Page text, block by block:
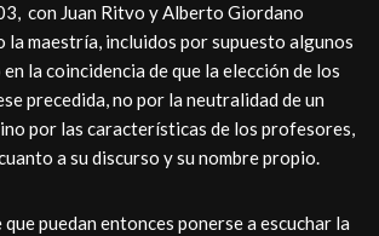
con Juan Ritvo y Alberto Giordano
la maestría, incluidos por supuesto algunos
la coincidencia de que la elección de los
precedida, no por la neutralidad de un
por las características de los profesores,
a su discurso y su nombre propio.
puedan entonces ponerse a escuchar la